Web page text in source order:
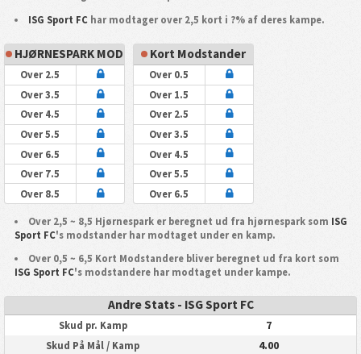
ISG Sport FC har modtager over 2,5 kort i ?% af deres kampe.
HJØRNESPARK MOD
Over 2.5
Over 3.5
Over 4.5
Over 5.5
Over 6.5
Over 7.5
Over 8.5
Kort Modstander
Over 0.5
Over 1.5
Over 2.5
Over 3.5
Over 4.5
Over 5.5
Over 6.5
Over 2,5 ~ 8,5 Hjørnespark er beregnet ud fra hjørnespark som ISG
Sport FC's modstander har modtaget under en kamp.
Over 0,5 ~ 6,5 Kort Modstandere bliver beregnet ud fra kort som
ISG Sport FC's modstandere har modtaget under kampe.
Andre Stats - ISG Sport FC
Skud pr. Kamp 7
Skud På Mål / Kamp 4.00